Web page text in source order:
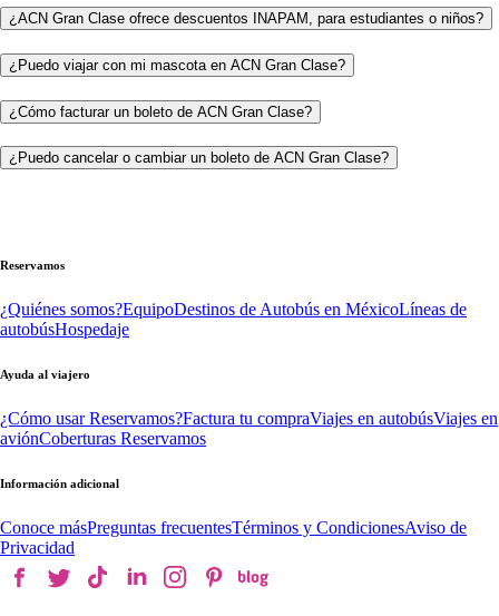
¿ACN Gran Clase ofrece descuentos INAPAM, para estudiantes o niños?
¿Puedo viajar con mi mascota en ACN Gran Clase?
¿Cómo facturar un boleto de ACN Gran Clase?
¿Puedo cancelar o cambiar un boleto de ACN Gran Clase?
Reservamos
¿Quiénes somos?EquipoDestinos de Autobús en MéxicoLíneas de
autobúsHospedaje
Ayuda al viajero
¿Cómo usar Reservamos?Factura tu compraViajes en autobúsViajes en
aviónCoberturas Reservamos
Información adicional
Conoce másPreguntas frecuentesTérminos y CondicionesAviso de
Privacidad